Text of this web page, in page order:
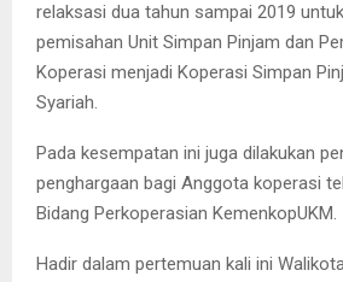
relaksasi dua tahun sampai 2019
pemisahan Unit Simpan Pinjam dan
Koperasi menjadi Koperasi Simpan
Syariah.
Pada kesempatan ini juga dilakukan
penghargaan bagi Anggota koperasi
Bidang Perkoperasian KemenkopUKM.
Hadir dalam pertemuan kali ini